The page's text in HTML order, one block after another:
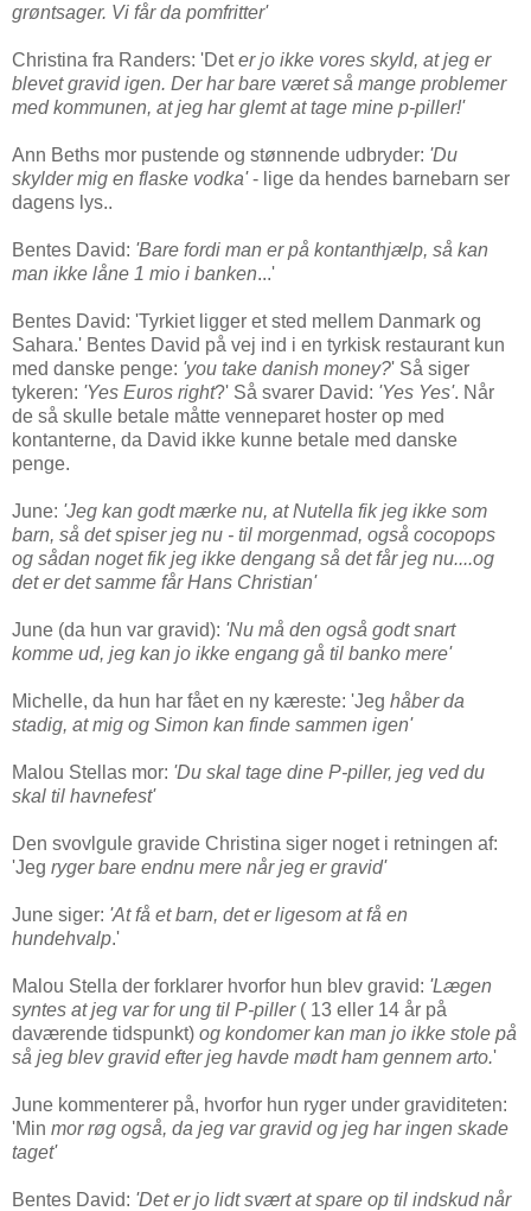
grøntsager. Vi får da pomfritter'
Christina fra Randers: 'Deter jo ikke vores skyld, at jeg er
blevet gravid igen. Der har bare været så mange problemer
med kommunen, at jeg har glemt at tage mine p-piller!'
Ann Beths mor pustende og stønnende udbryder: 'Du
skylder mig en flaske vodka'- lige da hendes barnebarn ser
dagens lys..
Bentes David: 'Bare fordi man er på kontanthjælp, så kan
man ikke låne 1 mio i banken...'
Bentes David: 'Tyrkiet ligger et sted mellem Danmark og
Sahara.' Bentes David på vej ind i en tyrkisk restaurant kun
med danske penge: 'you take danish money?' Så siger
tykeren: 'Yes Euros right?' Så svarer David: 'Yes Yes'. Når
de så skulle betale måtte venneparet hoster op med
kontanterne, da David ikke kunne betale med danske
penge.
June: 'Jeg kan godt mærke nu, at Nutella fik jeg ikke som
barn, så det spiser jeg nu - til morgenmad, også cocopops
og sådan noget fik jeg ikke dengang så det får jeg nu....og
det er det samme får Hans Christian'
June (da hun var gravid): 'Nu må den også godt snart
komme ud, jeg kan jo ikke engang gå til banko mere'
Michelle, da hun har fået en ny kæreste: 'Jeg håber da
stadig, at mig og Simon kan finde sammen igen'
Malou Stellas mor: 'Du skal tage dine P-piller, jeg ved du
skal til havnefest'
Den svovlgule gravide Christina siger noget i retningen af:
'Jeg ryger bare endnu mere når jeg er gravid'
June siger: 'At få et barn, det er ligesom at få en
hundehvalp.'
Malou Stella der forklarer hvorfor hun blev gravid: 'Lægen
syntes at jeg var for ung til P-piller( 13 eller 14 år på
daværende tidspunkt) og kondomer kan man jo ikke stole på
så jeg blev gravid efter jeg havde mødt ham gennem arto.'
June kommenterer på, hvorfor hun ryger under graviditeten:
'Min mor røg også, da jeg var gravid og jeg har ingen skade
taget'
Bentes David: 'Det er jo lidt svært at spare op til indskud når